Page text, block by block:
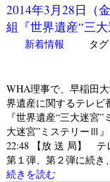
2014年3月28日（
組『世界遺産“三
新着情報 タグ
WHA理事で、早稲田
界遺産に関するテレ
『世界遺産“三大迷
大迷宮”ミステリーⅢ
22:48 【放 送 局】 テ
第１弾、第２弾に続
続きを読む